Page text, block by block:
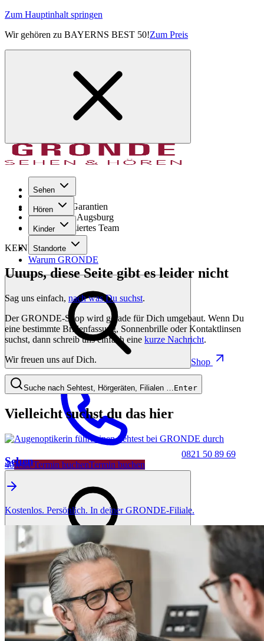
Zum Hauptinhalt springen
Wir gehören zu BAYERNS BEST 50!Zum Preis
Sehen
Hören
Kinder
Standorte
Warum GRONDE
Shop
0821 50 89 69
40Jetzt Termin buchenTermin buchen
Seit 1971
GRONDE Garantien
8× im Raum Augsburg
Hochqualifiziertes Team
KEINE SORGE!
Uuups, diese Seite gibt es leider nicht
Sag uns einfach, nach was Du suchst.
Der GRONDE-Shop wird gerade für Dich umgebaut. Wenn Du
eine bestimmte Brillenfassung, Sonnenbrille oder Kontaktlinsen
suchst, dann schreib uns einfach eine kurze Nachricht.
Wir freuen uns auf Dich.
Suche nach Sehtest, Hörgeräten, Filialen … Enter
Vielleicht suchst du das hier
Sehen
Kostenlos. Persönlich. In deiner GRONDE-Filiale.